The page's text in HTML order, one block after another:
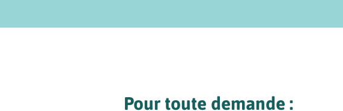
Pour toute demande :